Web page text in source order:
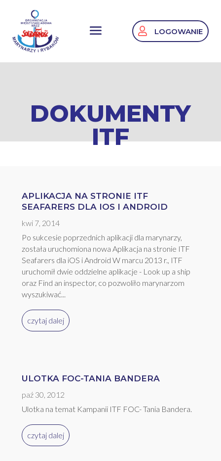
LOGOWANIE
DOKUMENTY
ITF
APLIKACJA NA STRONIE ITF
SEAFARERS DLA IOS I ANDROID
kwi 7, 2014
Po sukcesie poprzednich aplikacji dla marynarzy,
została uruchomiona nowa Aplikacja na stronie ITF
Seafarers dla iOS i Android W marcu 2013 r., ITF
uruchomił dwie oddzielne aplikacje - Look up a ship
oraz Find an inspector, co pozwoliło marynarzom
wyszukiwać...
czytaj dalej
ULOTKA FOC-TANIA BANDERA
paź 30, 2012
Ulotka na temat Kampanii ITF FOC- Tania Bandera.
czytaj dalej